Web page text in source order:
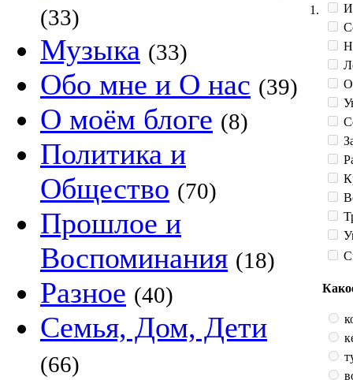
(33)
Музыка (33)
Обо мне и О нас (39)
О моём блоге (8)
Политика и
Общество (70)
Прошлое и
Воспоминания (18)
Разное (40)
Семья, Дом, Дети
(66)
1.